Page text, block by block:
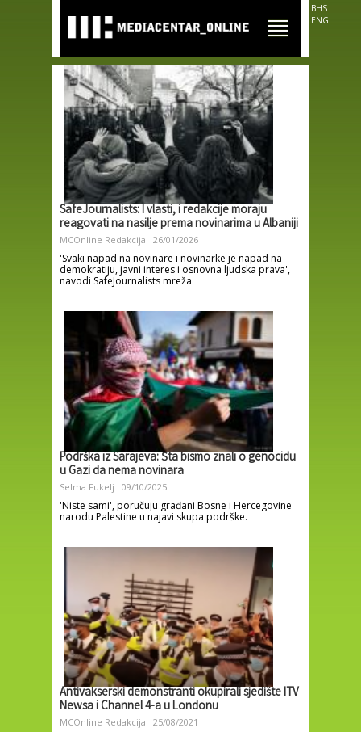
main
content
BHS
ENG
SafeJournalists: I vlasti, i redakcije moraju
reagovati na nasilje prema novinarima u Albaniji
MCOnline Redakcija 26/01/2026
'Svaki napad na novinare i novinarke je napad na
demokratiju, javni interes i osnovna ljudska prava',
navodi SafeJournalists mreža
Podrška iz Sarajeva: Šta bismo znali o genocidu
u Gazi da nema novinara
Selma Fukelj 09/10/2025
'Niste sami', poručuju građani Bosne i Hercegovine
narodu Palestine u najavi skupa podrške.
Antivakserski demonstranti okupirali sjedište ITV
Newsa i Channel 4-a u Londonu
MCOnline Redakcija 25/08/2021